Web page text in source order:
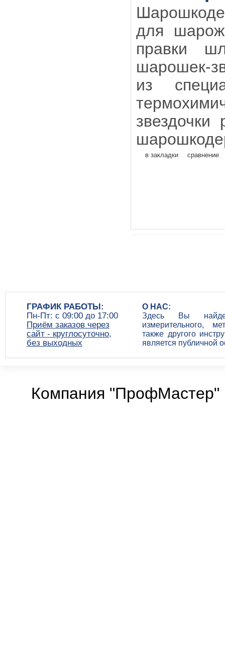
для
правки
шарошек-
из
в закладки сравнение
ГРАФИК РАБОТЫ:
Пн-Пт: c 09:00 до 17:00
Приём заказов через
сайт - круглосуточно,
без выходных
О НАС:
Здесь Вы
измерительного,
также другого
является публичной
Компания "ПрофМастер"